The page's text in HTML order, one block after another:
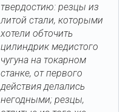
твердостию: резцы из
литой стали, которыми
хотели обточить
цилиндрик медистого
чугуна на токарном
станке, от первого
действия делались
негодными; резцы,